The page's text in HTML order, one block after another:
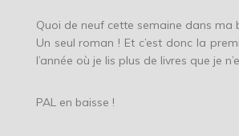
Quoi de neuf cette semaine dans ma
Un seul roman ! Et c’est donc la
l’année où je lis plus de livres que je
PAL en baisse !